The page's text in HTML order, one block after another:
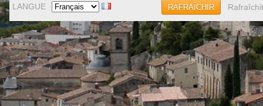
LANGUE RAFRAÎCHIR